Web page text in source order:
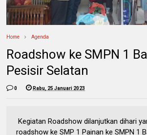
Home Agenda
Roadshow ke SMPN 1
Pesisir Selatan
0 Rabu, 25 Januari 2023
Kegiatan Roadshow dilanjutkan dihari
roadshow ke SMP 1 Painan ke SMPN 1